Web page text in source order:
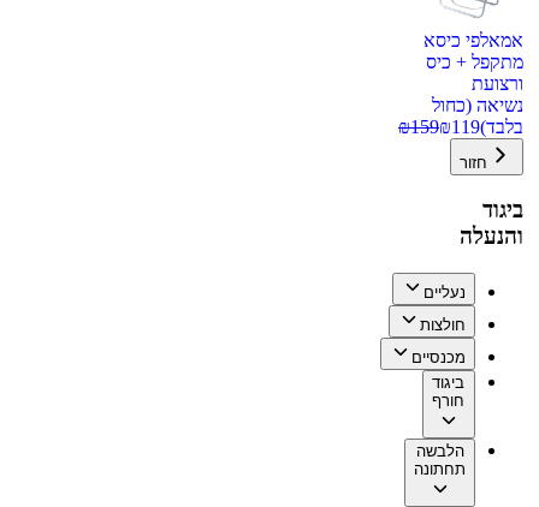
אמאלפי כיסא
מתקפל + כיס
ורצועת
נשיאה (כחול
בלבד)
₪119
₪159
חזור
ביגוד
והנעלה
נעליים
חולצות
מכנסיים
ביגוד
חורף
הלבשה
תחתונה